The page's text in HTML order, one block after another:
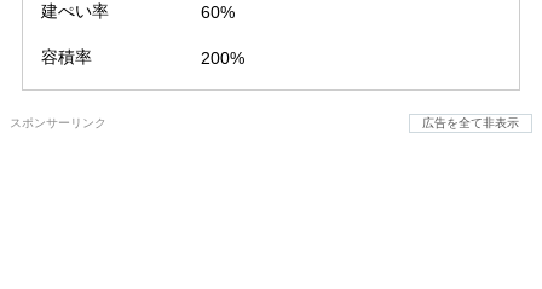
建ぺい率 60%
容積率 200%
スポンサーリンク 広告を全て非表示